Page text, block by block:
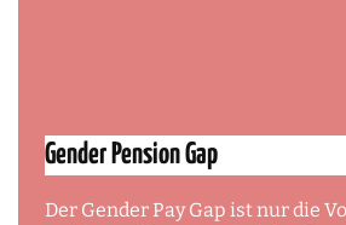
Gender Pension Gap
Der Gender Pay Gap ist nur die